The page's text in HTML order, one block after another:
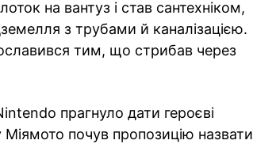
на вантуз і став сантехніком,
з трубами й каналізацією.
тим, що стрибав через
прагнуло дати героєві
Міямото почув пропозицію назвати